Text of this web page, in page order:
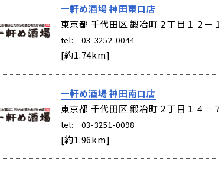
一軒め酒場 神田東口店
東京都 千代田区 鍛冶町２丁目１２－
tel: 03-3252-0044
[約1.74km]
一軒め酒場 神田南口店
東京都 千代田区 鍛冶町２丁目１４－
tel: 03-3251-0098
[約1.96km]